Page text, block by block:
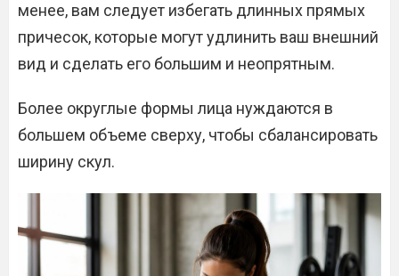
менее, вам следует избегать длинных прямых
причесок, которые могут удлинить ваш внешний
вид и сделать его большим и неопрятным.
Более округлые формы лица нуждаются в
большем объеме сверху, чтобы сбалансировать
ширину скул.